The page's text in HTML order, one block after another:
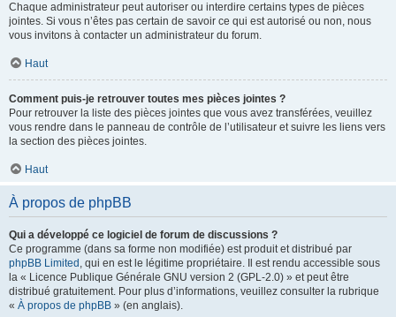
Chaque administrateur peut autoriser ou interdire certains types de pièces
jointes. Si vous n’êtes pas certain de savoir ce qui est autorisé ou non, nous
vous invitons à contacter un administrateur du forum.
Haut
Comment puis-je retrouver toutes mes pièces jointes ?
Pour retrouver la liste des pièces jointes que vous avez transférées, veuillez
vous rendre dans le panneau de contrôle de l’utilisateur et suivre les liens vers
la section des pièces jointes.
Haut
À propos de phpBB
Qui a développé ce logiciel de forum de discussions ?
Ce programme (dans sa forme non modifiée) est produit et distribué par
phpBB Limited , qui en est le légitime propriétaire. Il est rendu accessible sous
la « Licence Publique Générale GNU version 2 (GPL-2.0) » et peut être
distribué gratuitement. Pour plus d’informations, veuillez consulter la rubrique
« À propos de phpBB » (en anglais).